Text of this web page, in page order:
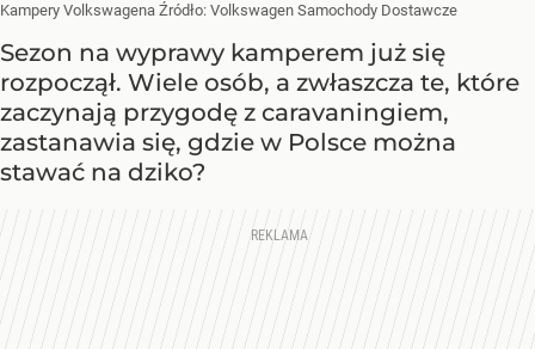
Kampery Volkswagena Źródło: Volkswagen Samochody Dostawcze
Sezon na wyprawy kamperem już się
rozpoczął. Wiele osób, a zwłaszcza te, które
zaczynają przygodę z caravaningiem,
zastanawia się, gdzie w Polsce można
stawać na dziko?